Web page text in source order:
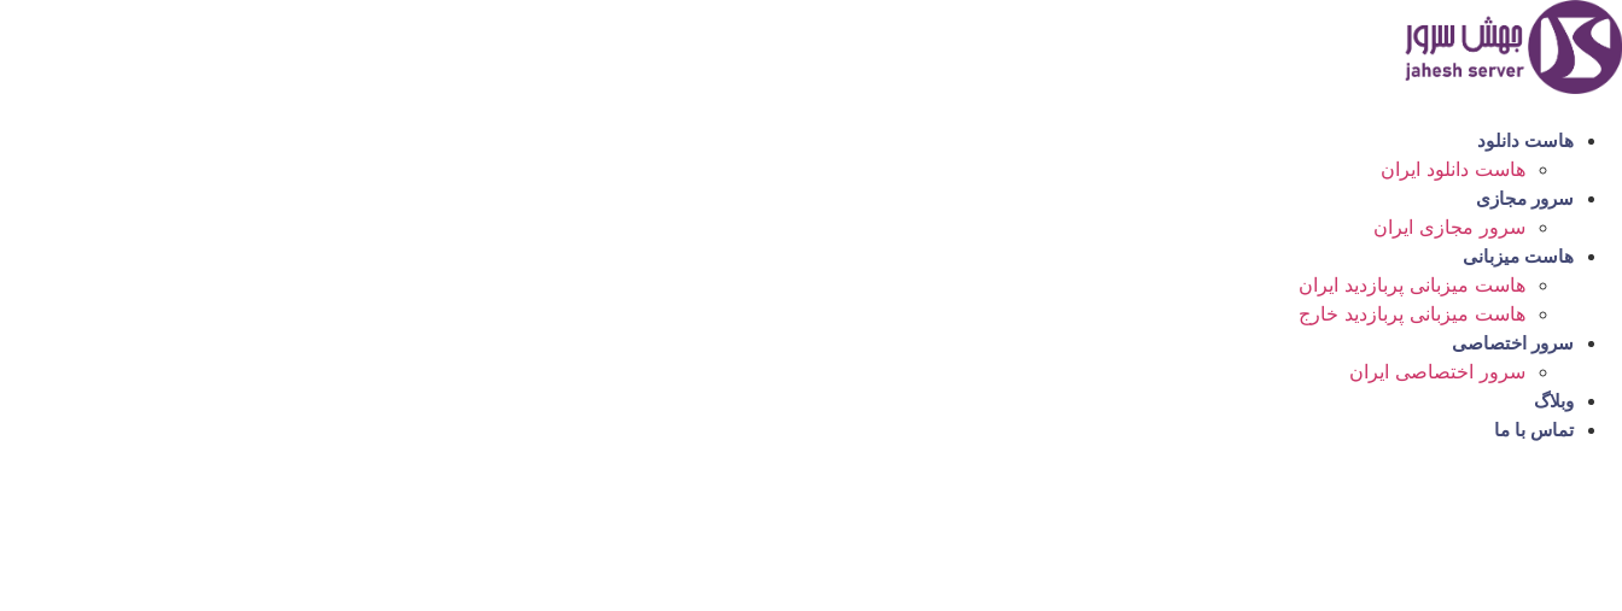
پرش
به
محتوا
هاست دانلود
هاست دانلود ایران
سرور مجازی
سرور مجازی ایران
هاست میزبانی
هاست میزبانی پربازدید ایران
هاست میزبانی پربازدید خارج
سرور اختصاصی
سرور اختصاصی ایران
وبلاگ
تماس با ما